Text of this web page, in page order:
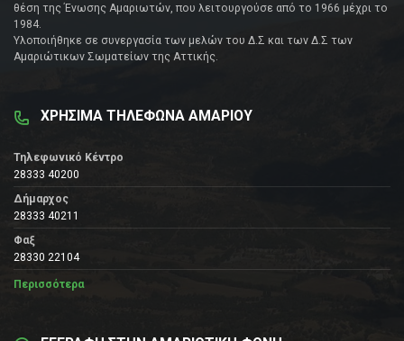
θέση της Ένωσης Αμαριωτών, που λειτουργούσε από το 1966 μέχρι το
1984.
Υλοποιήθηκε σε συνεργασία των μελών του Δ.Σ και των Δ.Σ των
Αμαριώτικων Σωματείων της Αττικής.
ΧΡΗΣΙΜΑ ΤΗΛΕΦΩΝΑ ΑΜΑΡΙΟΥ
Τηλεφωνικό Κέντρο
28333 40200
Δήμαρχος
28333 40211
Φαξ
28330 22104
Περισσότερα